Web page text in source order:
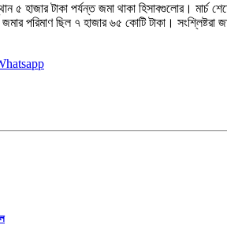
৫ হাজার টাকা পর্যন্ত জমা থাকা হিসাবগুলোর। মার্চ
পরিমাণ ছিল ৭ হাজার ৬৫ কোটি টাকা। সংশ্লিষ্টরা